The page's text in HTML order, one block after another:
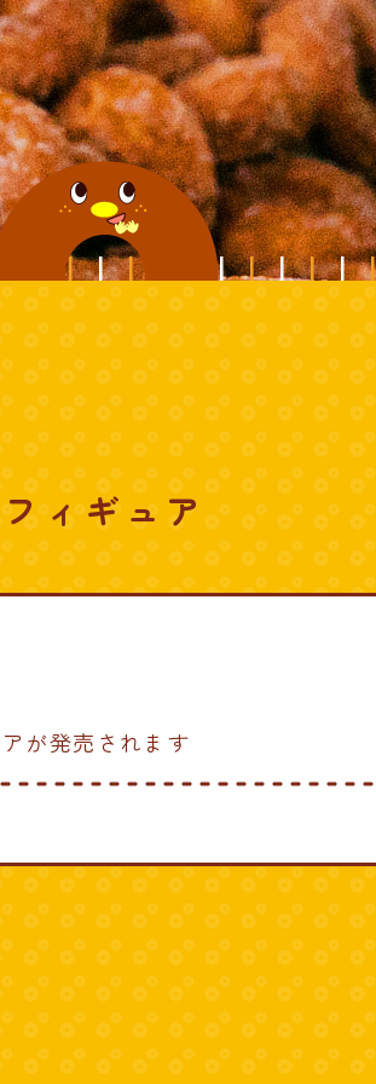
フィギュア
が発売されます